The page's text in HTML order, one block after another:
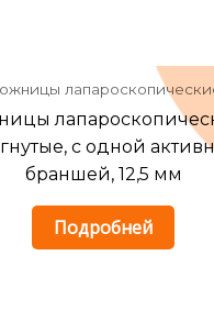
с одной
браншей, 12,5 мм
Подробней